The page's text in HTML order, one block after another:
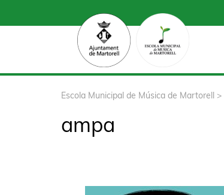
Escola Municipal de Música de Martorell >
ampa